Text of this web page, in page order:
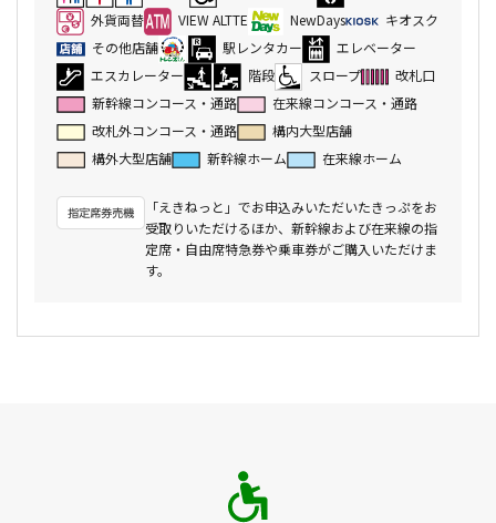
外貨両替
VIEW ALTTE NewDays
キオスク
その他店舗
駅レンタカー
エレベーター
エスカレーター
階段 スロープ
改札口
新幹線コンコース・通路
在来線コンコース・通路
改札外コンコース・通路
構内大型店舗
構外大型店舗
新幹線ホーム 在来線ホーム
「えきねっと」でお申込みいただいたきっぷをお
受取りいただけるほか、新幹線および在来線の指
定席・自由席特急券や乗車券がご購入いただけま
す。